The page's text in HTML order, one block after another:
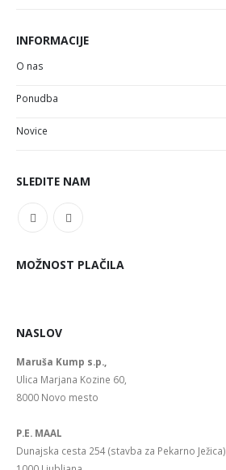
INFORMACIJE
O nas
Ponudba
Novice
SLEDITE NAM
MOŽNOST PLAČILA
NASLOV
Maruša Kump s.p.,
Ulica Marjana Kozine 60,
8000 Novo mesto
P.E. MAAL
Dunajska cesta 254 (stavba za Pekarno Ježica)